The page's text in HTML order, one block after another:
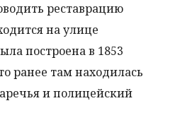
реставрацию
на улице
построена в 1853
ранее там находилась
и полицейский